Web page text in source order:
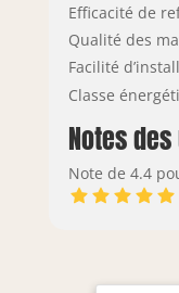
Efficacité de
Qualité des
Facilité
Classe
Notes
Note de 4.4